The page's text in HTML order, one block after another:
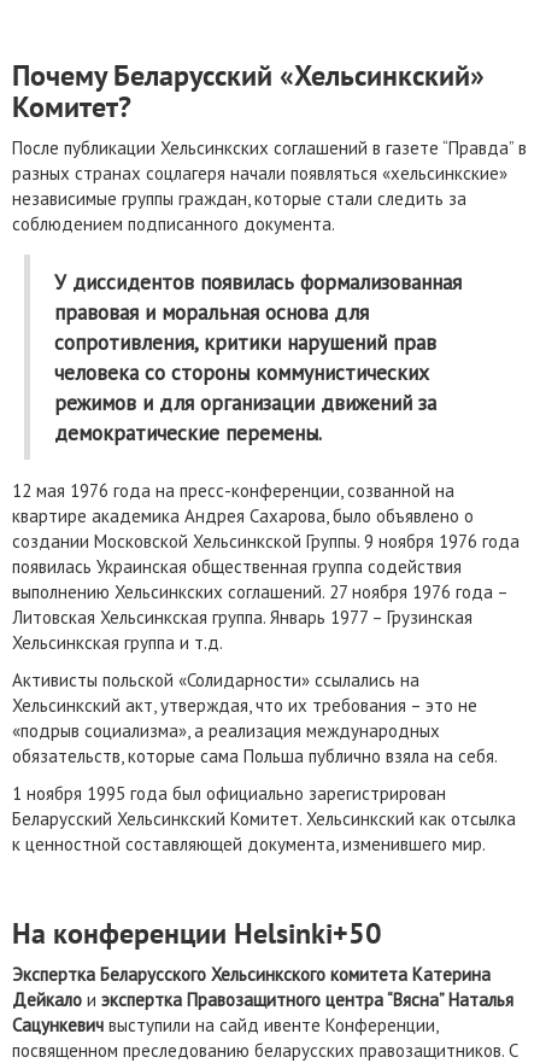
Почему Беларусский «Хельсинкский»
Комитет?
После публикации Хельсинкских соглашений в газете “Правда” в
разных странах соцлагеря начали появляться «хельсинкские»
независимые группы граждан, которые стали следить за
соблюдением подписанного документа.
У диссидентов появилась формализованная
правовая и моральная основа для
сопротивления, критики нарушений прав
человека со стороны коммунистических
режимов и для организации движений за
демократические перемены.
12 мая 1976 года на пресс-конференции, созванной на
квартире академика Андрея Сахарова, было объявлено о
создании Московской Хельсинкской Группы. 9 ноября 1976 года
появилась Украинская общественная группа содействия
выполнению Хельсинкских соглашений. 27 ноября 1976 года –
Литовская Хельсинкская группа. Январь 1977 – Грузинская
Хельсинкская группа и т.д.
Активисты польской «Солидарности» ссылались на
Хельсинкский акт, утверждая, что их требования – это не
«подрыв социализма», а реализация международных
обязательств, которые сама Польша публично взяла на себя.
1 ноября 1995 года был официально зарегистрирован
Беларусский Хельсинкский Комитет. Хельсинкский как отсылка
к ценностной составляющей документа, изменившего мир.
На конференции Helsinki+50
Экспертка Беларусского Хельсинкского комитета Катерина
Дейкало и экспертка Правозащитного центра “Вясна” Наталья
Сацункевич выступили на сайд ивенте Конференции,
посвященном преследованию беларусских правозащитников. С